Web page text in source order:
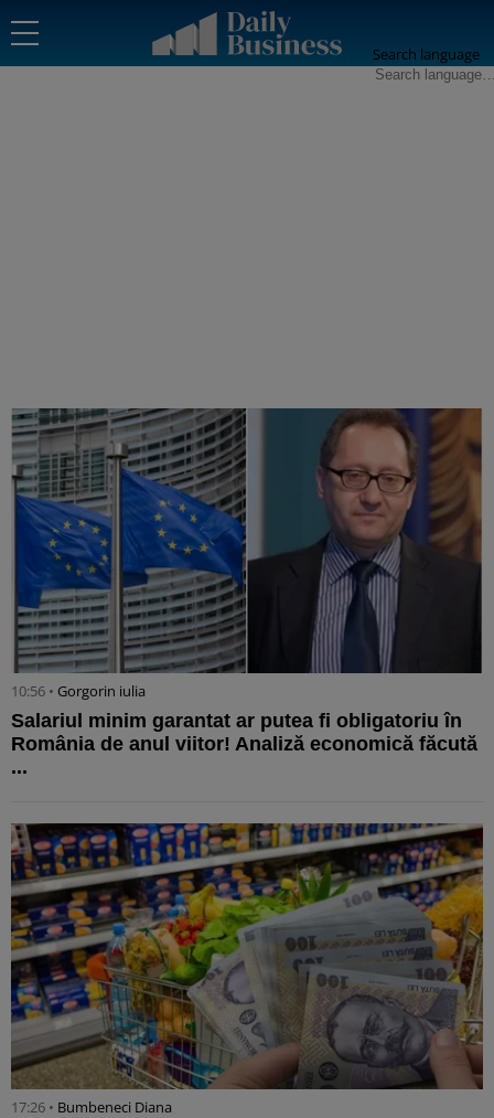
Search language
10:56 • Gorgorin iulia
Salariul minim garantat ar putea fi obligatoriu în
România de anul viitor! Analiză economică făcută
...
17:26 • Bumbeneci Diana